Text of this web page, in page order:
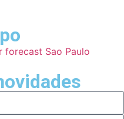
forecast Sao Paulo